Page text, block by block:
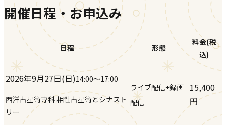
開催日程・お申込み
日程 形態
料金(税
込)
2026年9月27日(日)14:00〜17:00
西洋占星術専科 相性占星術とシナスト
リー
ライブ配信+録画
配信
15,400
円